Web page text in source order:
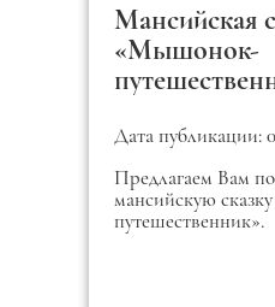
Мансийская
«Мышонок-
Дата публикации:
Предлагаем Вам
мансийскую
путешественник».